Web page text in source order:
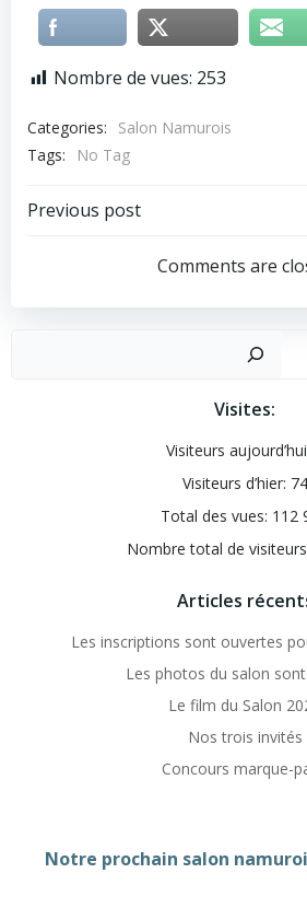
Nombre de vues: 253
Categories:
Salon Namurois
Tags:
No Tag
Post
navigation
Previous post
Comments are
Visites:
Visiteurs
Visiteurs d’hier: 74
Total des vues: 112
Nombre total de
Articles
Les inscriptions sont ouvertes
Les photos du salon
Le film du Salon
Nos trois invités
Concours marque-
Notre prochain salon